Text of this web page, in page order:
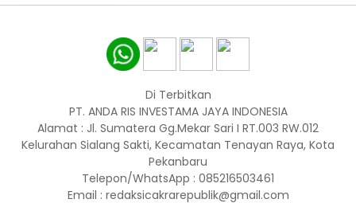
Di Terbitkan
PT. ANDA RIS INVESTAMA JAYA INDONESIA
Alamat : Jl. Sumatera Gg.Mekar Sari I RT.003 RW.012
Kelurahan Sialang Sakti, Kecamatan Tenayan Raya, Kota
Pekanbaru
Telepon/WhatsApp : 085216503461
Email : redaksicakrarepublik@gmail.com